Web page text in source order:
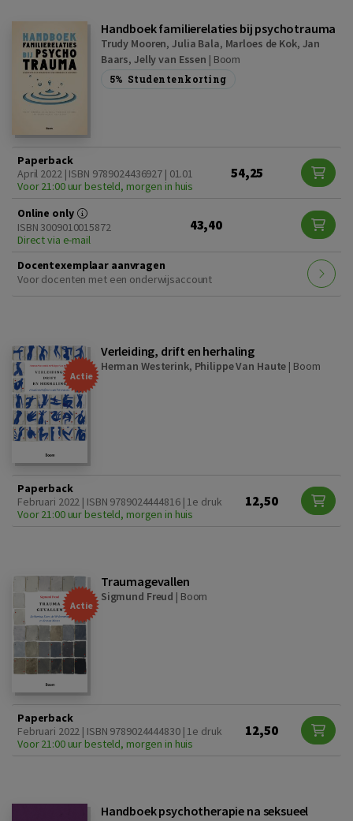
Handboek familierelaties bij psychotrauma
Trudy Mooren,Julia Bala, Marloes de Kok, Jan
Baars, Jelly van Essen | Boom
5% Studentenkorting
Paperback
April 2022 | ISBN 9789024436927 | 01.01
Voor 21:00 uur besteld, morgen in huis
54,25
Online only
ISBN 3009010015872
Direct via e-mail
43,40
Docentexemplaar aanvragen
Voor docenten met een onderwijsaccount
Actie
Verleiding, drift en herhaling
Herman Westerink, Philippe Van Haute | Boom
Paperback
Februari 2022 | ISBN 9789024444816 | 1e druk
Voor 21:00 uur besteld, morgen in huis
12,50
Actie
Traumagevallen
Sigmund Freud | Boom
Paperback
Februari 2022 | ISBN 9789024444830 | 1e druk
Voor 21:00 uur besteld, morgen in huis
12,50
Handboek psychotherapie na seksueel